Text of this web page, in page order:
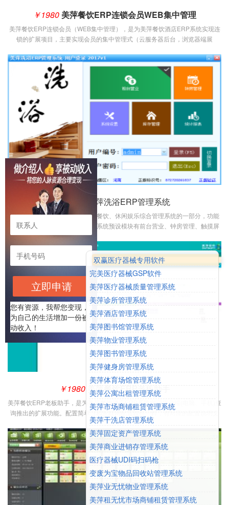
￥1980 美萍餐饮ERP连锁会员WEB集中管理
美萍餐饮ERP连锁会员（WEB集中管理），是为美萍餐饮酒店ERP系统实现连
锁的扩展项目，主要实现会员的集中管理式（云服务器后台，浏览器端展
以设定会员卡的使用范围。每个分店也可以根据不同情况，指定自己的折扣及
积分。分店只能看到自己的会员，但可以给异店会员进行充值、消费。会员消
费数据统一管理
￥1980 美萍洗浴ERP管理系统
美萍洗浴ERP是美萍ERP酒店、餐饮、休闲娱乐综合管理系统的一部分，功能
强大、操作便捷。美萍洗浴ERP系统预设模块有前台营业、钟房管理、触摸屏
消费、库存管理、统计报表、点钟宝管理、打印服务管理、老板助手等模块，
实现了对手牌、包间、计时计费项目、技师排钟、技师提成、商品库存管理、
单店及连锁店会员等全方位的信息化管理。美萍洗浴ERP在独立应用的同时，
也可以与美萍酒店ERP、美萍餐饮ERP结合使用，实现会员共享、微信会员、
一卡通消费、手牌在餐饮部消费、客房在洗浴部消费等账务、库存综合管理。
更好的应用于酒店、餐饮、洗浴一体化的中大型休闲娱乐中心
适用范围：洗浴、桑拿中心、休闲会所、足浴、足疗、娱乐休闲、综合型休闲
中心等场所。。
￥1980 美萍餐饮ERP老板助手
美萍餐饮ERP老板助手，是为美萍餐饮酒店ERP系统实现移动端(电脑、手机)查
询推出的扩展功能。配置简单（和互联网配置软件一样，有对应的配置说明文
档），方便客户在移动端实时查看店里的营业报表。另外公司特推出报表添加
业务，在不升级软件的情况下，完成新报表的添加
立即申请
您有资源，我帮您变现，
为自己的生活增加一份被
动收入！
双赢医疗器械专用软件
完美医疗器械GSP软件
美萍医疗器械质量管理系统
美萍诊所管理系统
美萍酒店管理系统
美萍图书馆管理系统
美萍物业管理系统
美萍图书管理系统
美萍健身房管理系统
美萍体育场馆管理系统
美萍公寓出租管理系统
美萍市场商铺租赁管理系统
美萍干洗店管理系统
美萍固定资产管理系统
美萍商业进销存管理系统
医疗器械UDI码扫码枪
变废为宝物品回收站管理系统
美萍业无忧物业管理系统
美萍租无忧市场商铺租赁管理系统